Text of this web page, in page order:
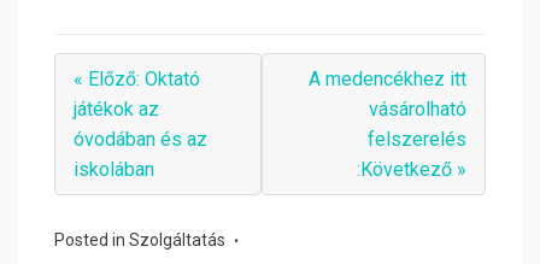
« Előző: Oktató
játékok az
óvodában és az
iskolában
A medencékhez itt
vásárolható
felszerelés
:Következő »
Posted in Szolgáltatás